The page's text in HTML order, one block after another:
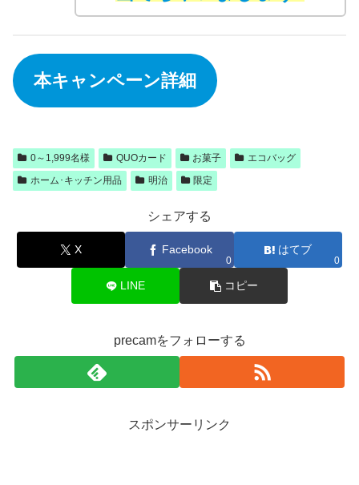
本キャンペーン詳細
0～1,999名様 QUOカード お菓子
エコバッグ
ホーム･キッチン用品
明治 限定
シェアする
X Facebook
0
はてブ
0
LINE コピー
precamをフォローする
スポンサーリンク